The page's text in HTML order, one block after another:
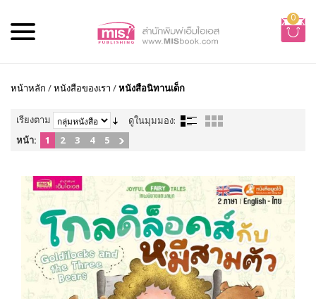
0
หน้าหลัก /หนังสือของเรา /หนังสือนิทานเด็ก
เรียงตาม
ดูในมุมมอง:
หน้า:
1 2 3 4 5